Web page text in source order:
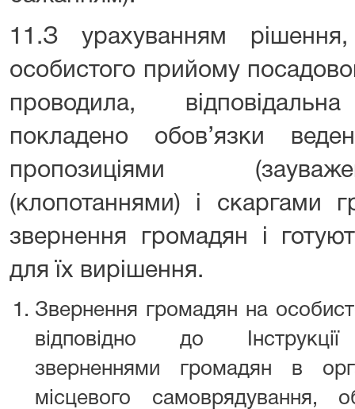
11.З урахуванням
особистого прийому
проводила,
покладено обов’язки
пропозиціями
(клопотаннями) і скаргами
звернення громадян і
для їх вирішення.
Звернення громадян на
відповідно до
зверненнями громадян в
місцевого самоврядування,